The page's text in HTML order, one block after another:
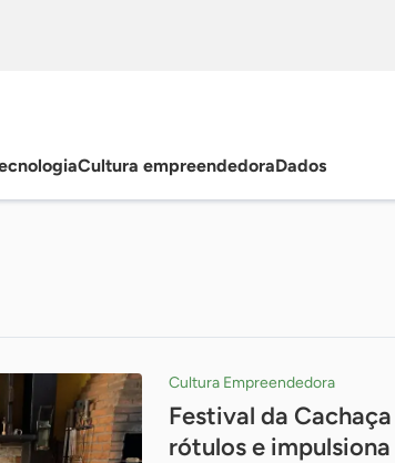
Cultura empreendedoraDados
Cultura Empreendedora
Festival da
rótulos e